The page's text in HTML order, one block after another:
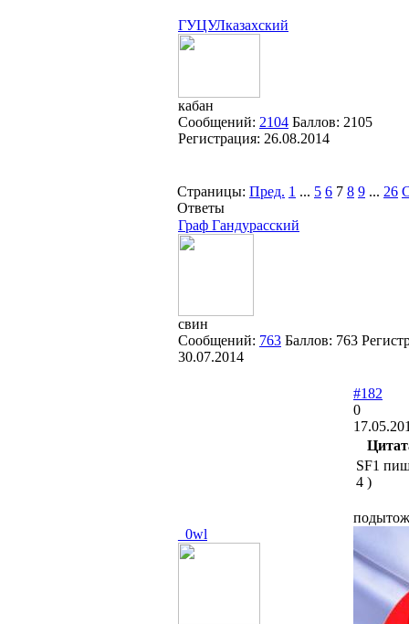
ГУЦУЛказахский
кабан
Сообщений: 2104 Баллов: 2105
Регистрация: 26.08.2014
Страницы: Пред. 1 ... 5 6 7 8 9 ... 26
Ответы
Граф Гандурасский
свин
Сообщений: 763 Баллов: 763
30.07.2014
_0wl
#182
0
SF1
4 )